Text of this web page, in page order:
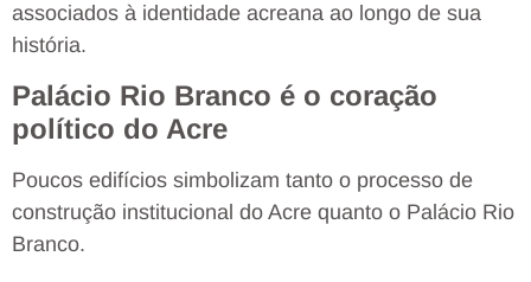
associados à identidade acreana ao longo de sua
história.
Palácio Rio Branco é o coração
político do Acre
Poucos edifícios simbolizam tanto o processo de
construção institucional do Acre quanto o Palácio Rio
Branco.